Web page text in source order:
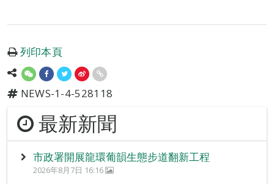
列印本頁
NEWS-1-4-528118
最新新聞
市政署開展龍環葡韻生態步道翻新工程
2026年8月7日 16:16